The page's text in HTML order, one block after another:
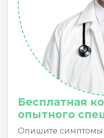
Бесплатная
опытного
Опишите симптомы